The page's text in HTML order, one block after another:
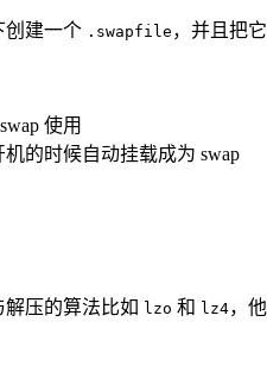
创建一个 .swapfile ，并且把
使用
的时候自动挂载成为 swap
压的算法比如 lzo 和 lz4，